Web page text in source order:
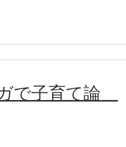
で子育て論